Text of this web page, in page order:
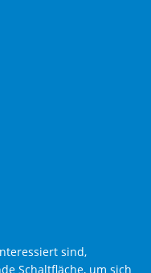
sind,
Schaltfläche, um sich